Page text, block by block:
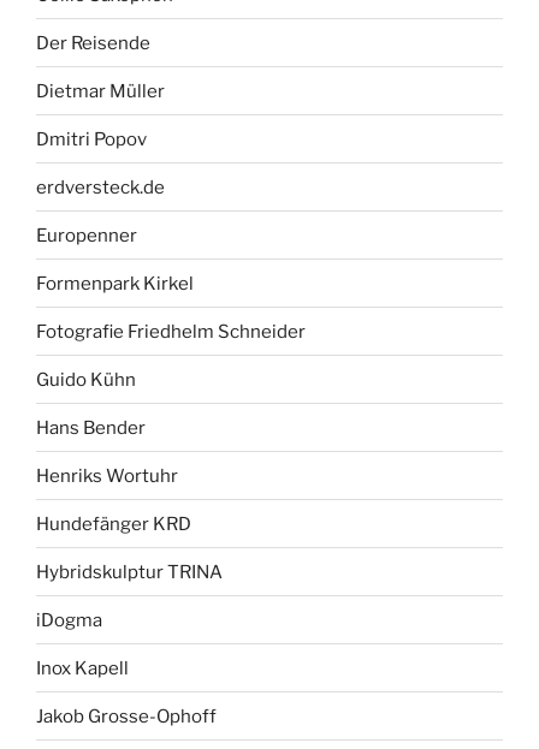
Der Reisende
Dietmar Müller
Dmitri Popov
erdversteck.de
Europenner
Formenpark Kirkel
Fotografie Friedhelm Schneider
Guido Kühn
Hans Bender
Henriks Wortuhr
Hundefänger KRD
Hybridskulptur TRINA
iDogma
Inox Kapell
Jakob Grosse-Ophoff